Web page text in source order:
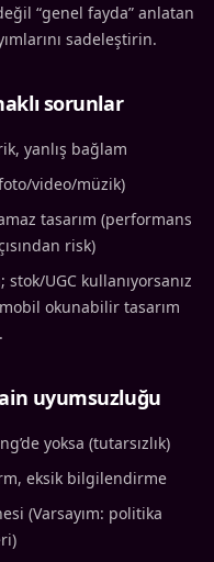
“genel fayda” anlatan
sadeleştirin.
sorunlar
yanlış bağlam
video/müzik)
tasarım (performans
risk)
UGC kullanıyorsanız
okunabilir tasarım
uyumsuzluğu
yoksa (tutarsızlık)
eksik bilgilendirme
(Varsayım: politika